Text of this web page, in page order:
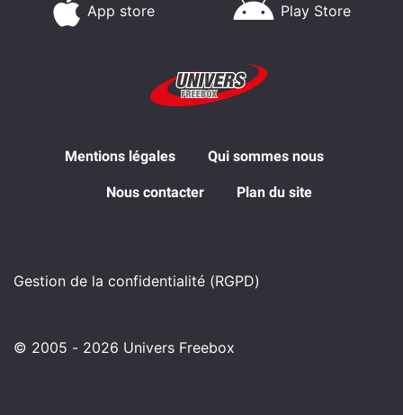
App store Play Store
Mentions légales Qui sommes nous
Nous contacter Plan du site
Gestion de la confidentialité (RGPD)
© 2005 - 2026 Univers Freebox